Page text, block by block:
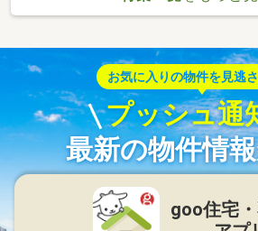
お気に入りの物件を見逃
プッシュ通
最新の物件情
goo住宅